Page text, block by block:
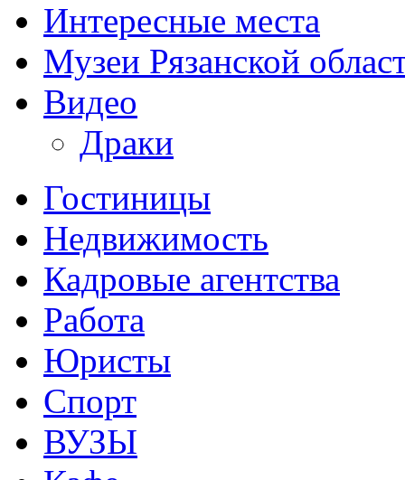
Интересные места
Музеи Рязанской
Видео
Драки
Гостиницы
Недвижимость
Кадровые агентства
Работа
Юристы
Спорт
ВУЗЫ